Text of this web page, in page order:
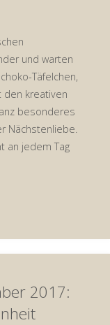
und warten
Täfelchen,
den kreativen
besonderes
Nächstenliebe.
an jedem Tag
2017: